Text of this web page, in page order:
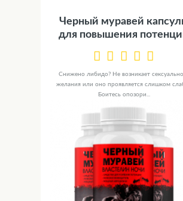
Черный муравей
для повышения
Снижено либидо? Не возникает
желания или оно проявляется слишком
Боитесь опозори...